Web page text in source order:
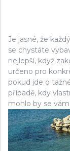
Je jasné, že
se chystáte
nejlepší, když
určeno pro
pokud jde o
případě, kdy
mohlo by se